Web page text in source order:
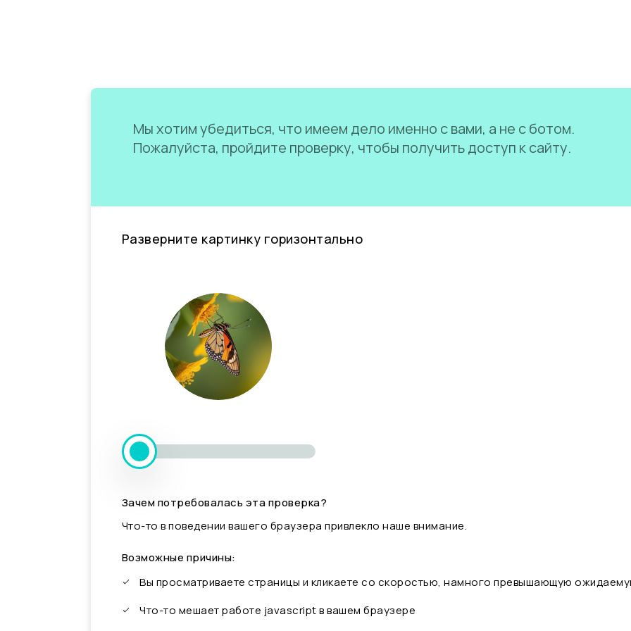
Мы хотим убедиться, что имеем дело именно с вами, а не с ботом.
Пожалуйста, пройдите проверку, чтобы получить доступ к сайту.
Разверните картинку горизонтально
Зачем потребовалась эта проверка?
Что-то в поведении вашего браузера привлекло наше внимание.
Возможные причины:
Вы просматриваете страницы и кликаете со скоростью, намного превышающую
Что-то мешает работе javascript в вашем браузере